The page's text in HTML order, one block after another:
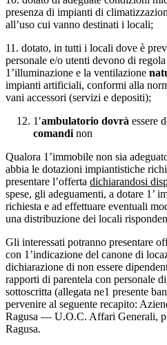
presenza di impianti di
all’uso cui vanno destinati i locali;
11. dotato, in tutti i locali dove è
personale e/o utenti devono di regola
1’illuminazione e la ventilazione
impianti artificiali, conformi alla
vani accessori (servizi e depositi);
1′ambulatorio dovrà essere
comandi non
Qualora 1’immobile non sia
abbia le dotazioni impiantistiche
presentare l’offerta dichiarandosi
spese, gli adeguamenti, a dotare 1’
richiesta e ad effettuare eventuali
una distribuzione dei locali
Gli interessati potranno presentare
con 1’indicazione del canone di
dichiarazione di non essere
rapporti di parentela con personale
sottoscritta (allegata ne1 presente
pervenire al seguente recapito:
Ragusa — U.O.C. Affari Generali,
Ragusa.